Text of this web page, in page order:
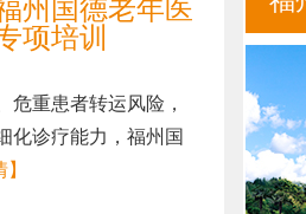
州国德老年医
项培训
重患者转运风险，
化诊疗能力，福州国
】